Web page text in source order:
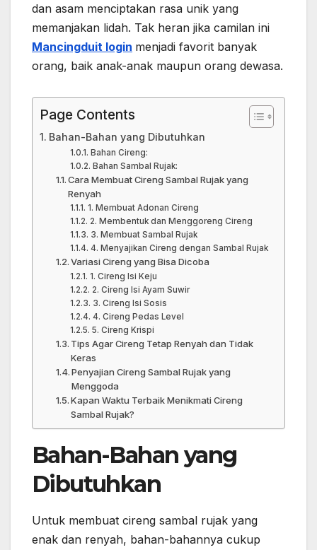
dan asam menciptakan rasa unik yang
memanjakan lidah. Tak heran jika camilan ini
Mancingduit login menjadi favorit banyak
orang, baik anak-anak maupun orang dewasa.
Page Contents
Bahan-Bahan yang Dibutuhkan
Bahan Cireng:
Bahan Sambal Rujak:
Cara Membuat Cireng Sambal Rujak yang
Renyah
1. Membuat Adonan Cireng
2. Membentuk dan Menggoreng Cireng
3. Membuat Sambal Rujak
4. Menyajikan Cireng dengan Sambal Rujak
Variasi Cireng yang Bisa Dicoba
1. Cireng Isi Keju
2. Cireng Isi Ayam Suwir
3. Cireng Isi Sosis
4. Cireng Pedas Level
5. Cireng Krispi
Tips Agar Cireng Tetap Renyah dan Tidak
Keras
Penyajian Cireng Sambal Rujak yang
Menggoda
Kapan Waktu Terbaik Menikmati Cireng
Sambal Rujak?
Bahan-Bahan yang
Dibutuhkan
Untuk membuat cireng sambal rujak yang
enak dan renyah, bahan-bahannya cukup